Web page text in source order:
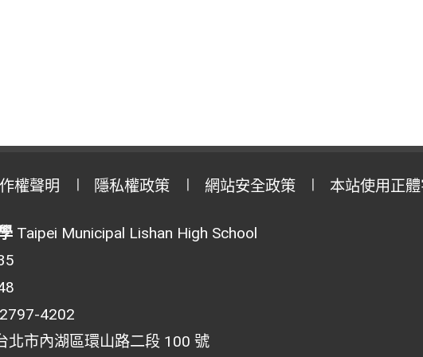
權聲明 隱私權政策 網站安全政策 本站使用正
Taipei Municipal Lishan High School
4202
北市內湖區環山路二段 100 號